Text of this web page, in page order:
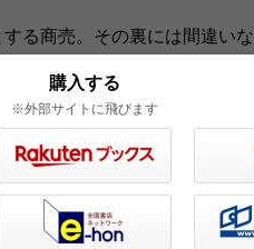
る商売。その裏には間違いな
良さんは鋭く、でも軽やか
い」と言うことなかれ、と
購入する
※外部サイトに飛びます